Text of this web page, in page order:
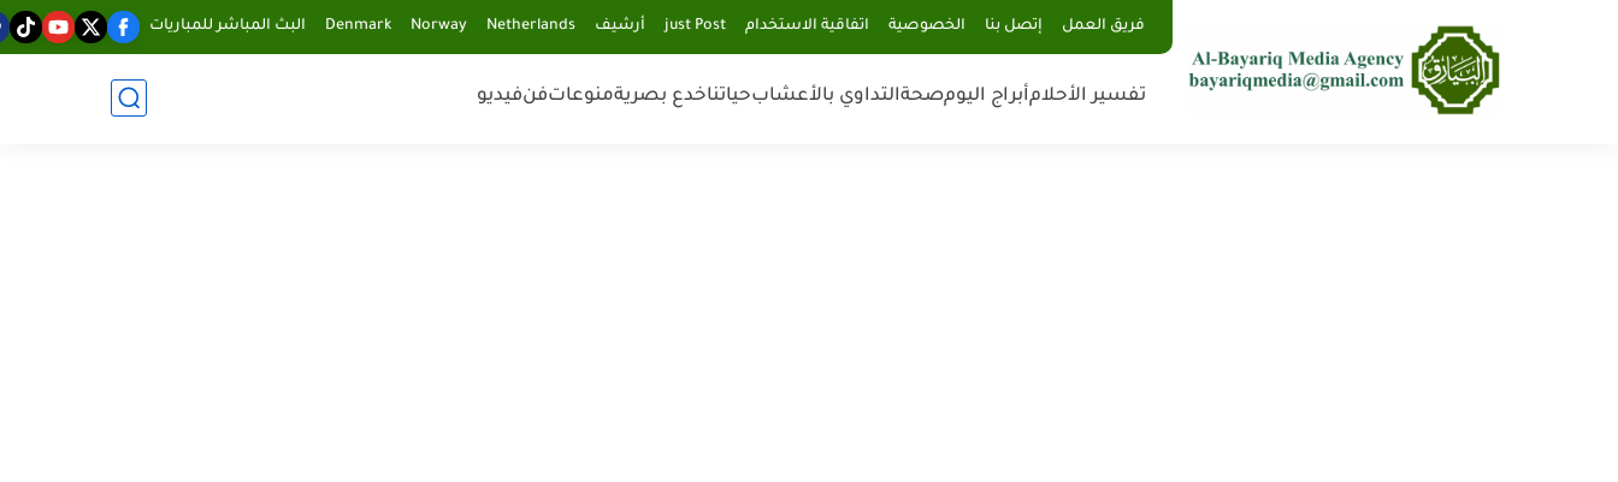
فريق العمل إتصل بنا الخصوصية اتفاقية الاستخدام just Post أرشيف Netherlands
Norway
Denmark البث المباشر للمباريات
تفسير الأحلامأبراج اليومصحةالتداوي بالأعشابحياتناخدع بصريةمنوعاتفنفيديو